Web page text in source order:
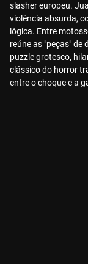
slasher europeu.
violência absurda,
lógica. Entre
reúne as "peças"
puzzle grotesco,
clássico do horror
entre o choque e a